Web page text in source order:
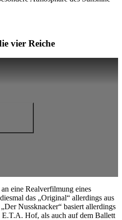
vier Reiche
eine Realverfilmung eines
das „Original“ allerdings aus
Nussknacker“ basiert allerdings
Hof, als auch auf dem Ballett